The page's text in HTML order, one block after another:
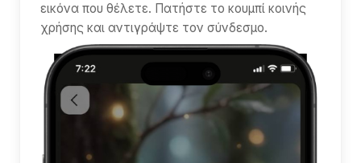
εικόνα που θέλετε. Πατήστε το κουμπί κοινής
χρήσης και αντιγράψτε τον σύνδεσμο.